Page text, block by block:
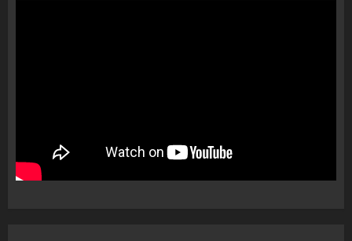
1
grumbullimi automjetesh